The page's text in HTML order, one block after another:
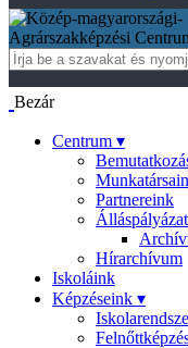
Bezár
Centrum ▾
Partnereink
Hírarchívum
Iskoláink
Képzéseink ▾